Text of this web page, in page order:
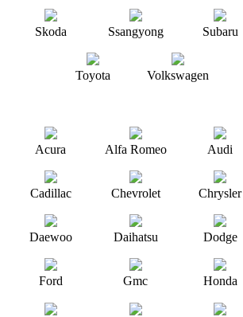
Skoda Ssangyong Subaru
Toyota Volkswagen
Acura Alfa Romeo Audi
Cadillac Chevrolet Chrysler
Daewoo Daihatsu Dodge
Ford Gmc Honda